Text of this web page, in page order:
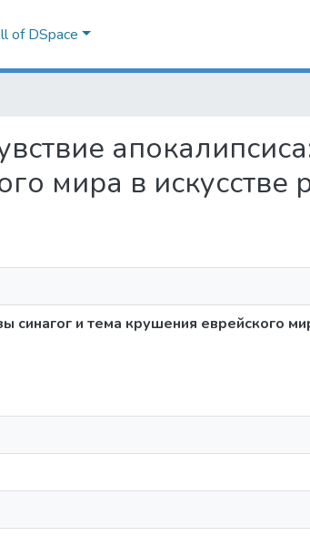
of DSpace
мира в
синагог и тема крушения еврейского